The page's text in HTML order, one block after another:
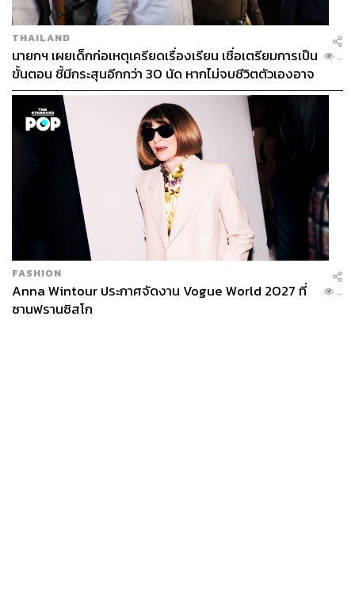
THAILAND
นายกฯ เผยเด็กก่อเหตุเครียดเรื่องเรียน เชื่อเตรียมการเป็น
ขั้นตอน ชี้มีกระสุนอีกกว่า 30 นัด หากไม่จบชีวิตตัวเองอาจ
สูญเสียเพิ่ม
...
FASHION
Anna Wintour ประกาศจัดงาน Vogue World 2027 ที่
ซานฟรานซิสโก
...